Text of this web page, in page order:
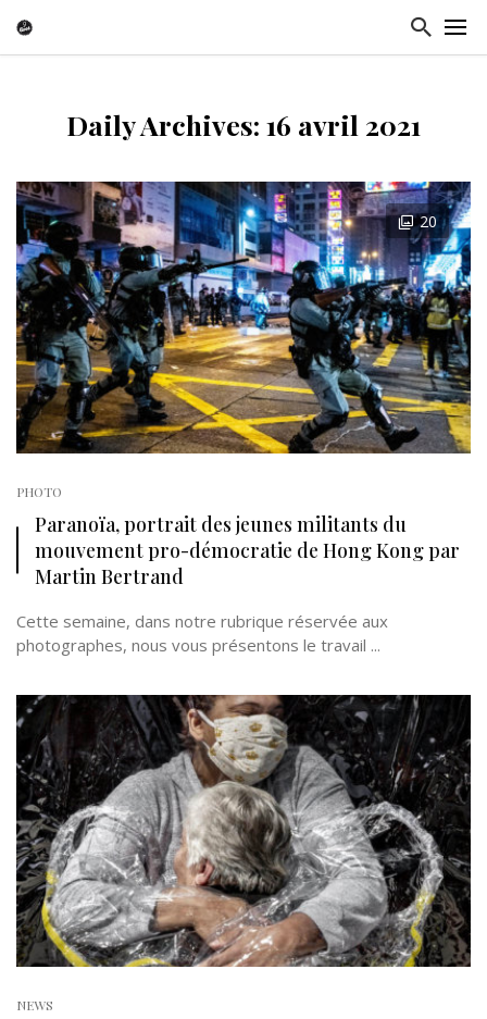
Daily Archives: 16 avril 2021
20
PHOTO
Paranoïa, portrait des jeunes militants du
mouvement pro-démocratie de Hong Kong par
Martin Bertrand
Cette semaine, dans notre rubrique réservée aux
photographes, nous vous présentons le travail ...
NEWS